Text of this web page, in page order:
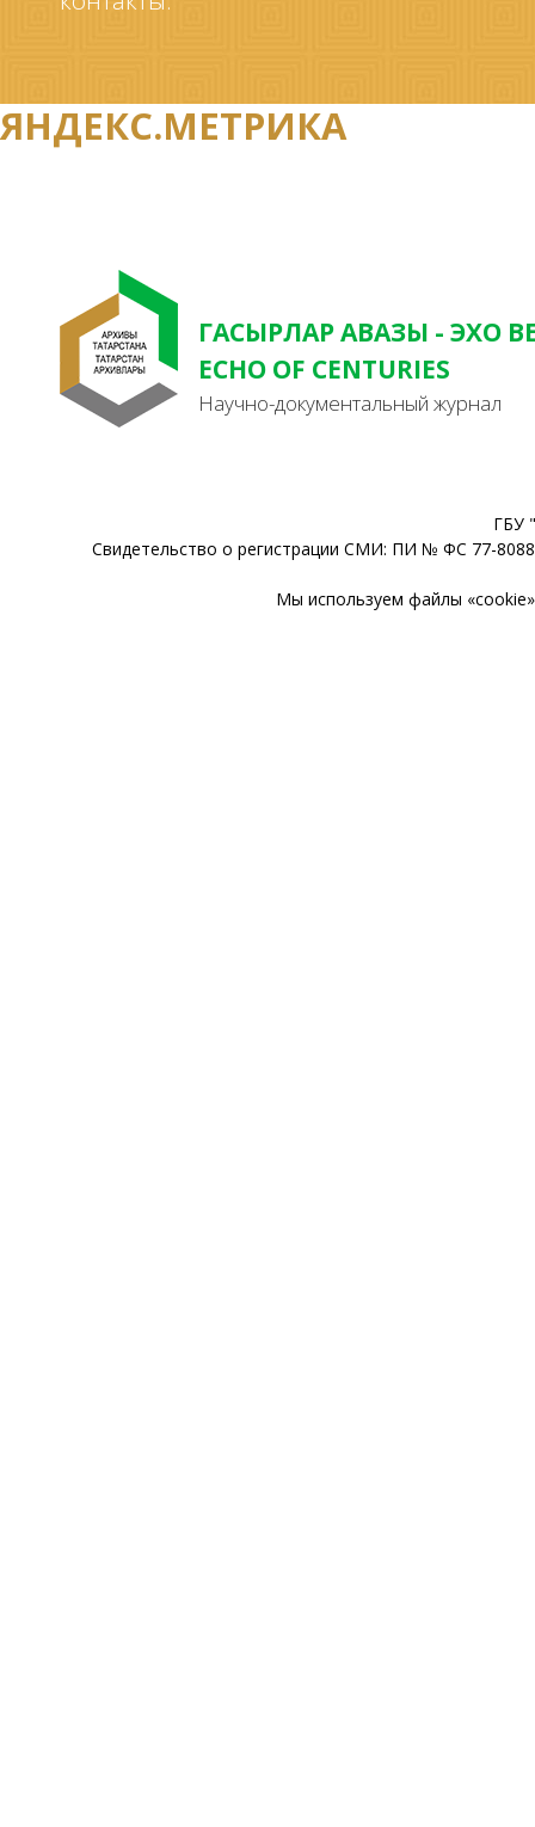
ЯНДЕКС.МЕТРИКА
ГАСЫРЛАР АВАЗЫ - ЭХО
ECHO OF CENTURIES
Научно-документальный журнал
ГБУ
Свидетельство о регистрации СМИ: ПИ № ФС 77-
Мы используем файлы «cookie»